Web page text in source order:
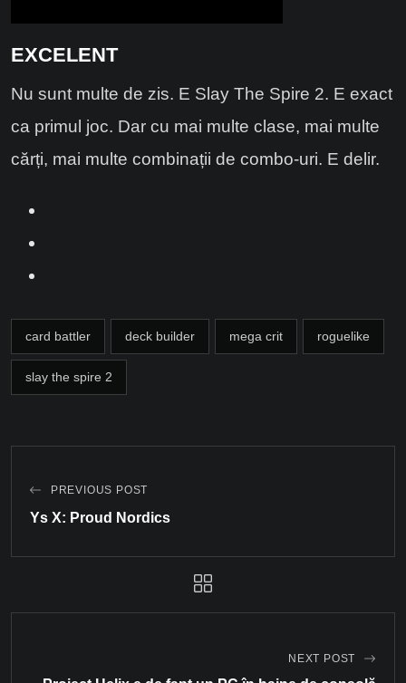
EXCELENT
Nu sunt multe de zis. E Slay The Spire 2. E exact
ca primul joc. Dar cu mai multe clase, mai multe
cărți, mai multe combinații de combo-uri. E delir.
card battler deck builder mega crit roguelike
slay the spire 2
PREVIOUS POST
Ys X: Proud Nordics
NEXT POST